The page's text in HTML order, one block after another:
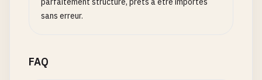
sans erreur.
FAQ